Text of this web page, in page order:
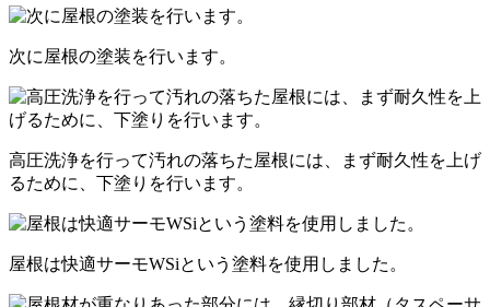
次に屋根の塗装を行います。
高圧洗浄を行って汚れの落ちた屋根には、まず耐久性を上げ
るために、下塗りを行います。
屋根は快適サーモWSiという塗料を使用しました。